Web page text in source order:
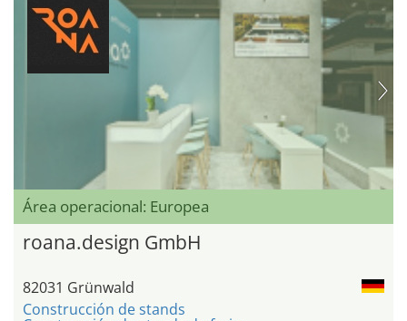
Área operacional: Europea
roana.design GmbH
82031 Grünwald
Construcción de stands